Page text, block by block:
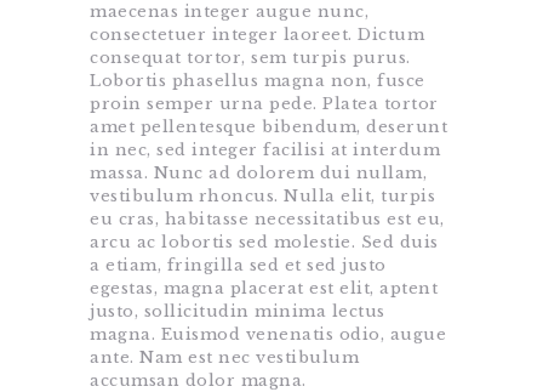
maecenas integer augue nunc,
consectetuer integer laoreet. Dictum
consequat tortor, sem turpis purus.
Lobortis phasellus magna non, fusce
proin semper urna pede. Platea tortor
amet pellentesque bibendum, deserunt
in nec, sed integer facilisi at interdum
massa. Nunc ad dolorem dui nullam,
vestibulum rhoncus. Nulla elit, turpis
eu cras, habitasse necessitatibus est eu,
arcu ac lobortis sed molestie. Sed duis
a etiam, fringilla sed et sed justo
egestas, magna placerat est elit, aptent
justo, sollicitudin minima lectus
magna. Euismod venenatis odio, augue
ante. Nam est nec vestibulum
accumsan dolor magna.